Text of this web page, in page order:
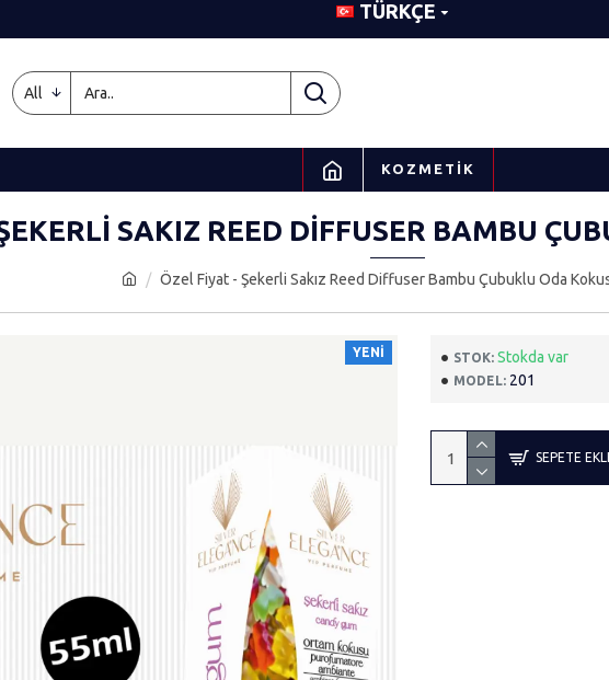
TÜRKÇE
All
KOZMETIK
Özel Fiyat - Şekerli Sakız Reed Diffuser Bambu Çubuklu Oda
SAKIZ REED DIFFUSER BAMBU
YENI STOK: Stokda var
MODEL: 201
SEPETE